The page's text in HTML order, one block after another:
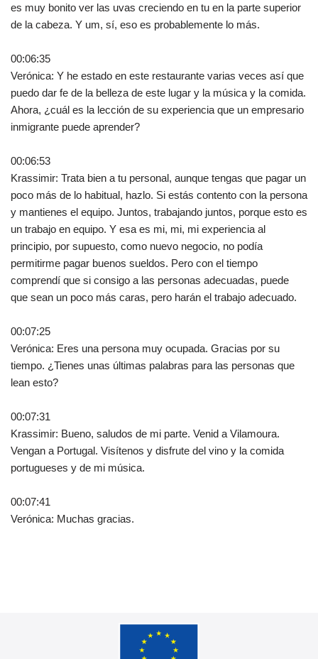
es muy bonito ver las uvas creciendo en tu en la parte superior
de la cabeza. Y um, sí, eso es probablemente lo más.
00:06:35
Verónica: Y he estado en este restaurante varias veces así que
puedo dar fe de la belleza de este lugar y la música y la comida.
Ahora, ¿cuál es la lección de su experiencia que un empresario
inmigrante puede aprender?
00:06:53
Krassimir: Trata bien a tu personal, aunque tengas que pagar un
poco más de lo habitual, hazlo. Si estás contento con la persona
y mantienes el equipo. Juntos, trabajando juntos, porque esto es
un trabajo en equipo. Y esa es mi, mi, mi experiencia al
principio, por supuesto, como nuevo negocio, no podía
permitirme pagar buenos sueldos. Pero con el tiempo
comprendí que si consigo a las personas adecuadas, puede
que sean un poco más caras, pero harán el trabajo adecuado.
00:07:25
Verónica: Eres una persona muy ocupada. Gracias por su
tiempo. ¿Tienes unas últimas palabras para las personas que
lean esto?
00:07:31
Krassimir: Bueno, saludos de mi parte. Venid a Vilamoura.
Vengan a Portugal. Visítenos y disfrute del vino y la comida
portugueses y de mi música.
00:07:41
Verónica: Muchas gracias.